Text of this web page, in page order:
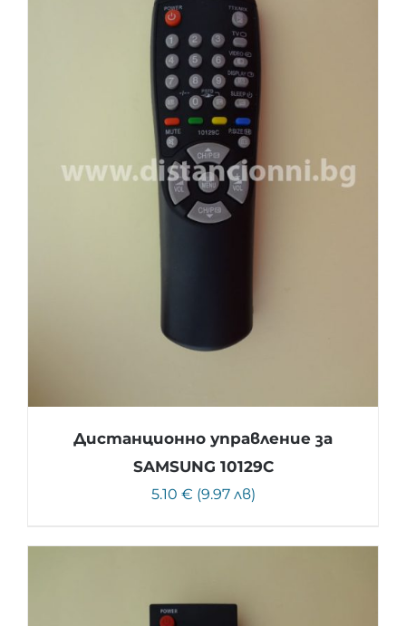
Дистанционно управление за
SAMSUNG 10129C
5.10 € (9.97 лв)